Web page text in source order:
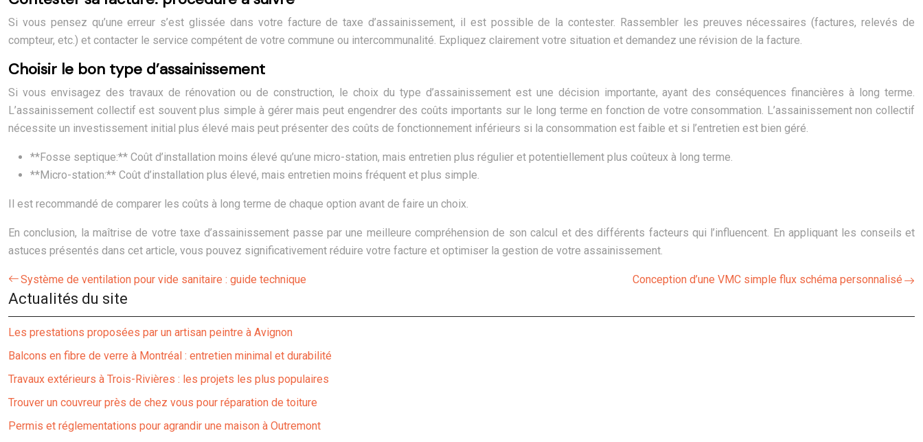
Si vous pensez qu’une erreur s’est glissée dans votre facture de taxe d’assainissement, il est possible de la contester. Rassembler les preuves nécessaires (factures, relevés de
compteur, etc.) et contacter le service compétent de votre commune ou intercommunalité. Expliquez clairement votre situation et demandez une révision de la facture.
Choisir le bon type d’assainissement
Si vous envisagez des travaux de rénovation ou de construction, le choix du type d’assainissement est une décision importante, ayant des conséquences financières à long terme.
L’assainissement collectif est souvent plus simple à gérer mais peut engendrer des coûts importants sur le long terme en fonction de votre consommation. L’assainissement non collectif
nécessite un investissement initial plus élevé mais peut présenter des coûts de fonctionnement inférieurs si la consommation est faible et si l’entretien est bien géré.
**Fosse septique:** Coût d’installation moins élevé qu’une micro-station, mais entretien plus régulier et potentiellement plus coûteux à long terme.
**Micro-station:** Coût d’installation plus élevé, mais entretien moins fréquent et plus simple.
Il est recommandé de comparer les coûts à long terme de chaque option avant de faire un choix.
En conclusion, la maîtrise de votre taxe d’assainissement passe par une meilleure compréhension de son calcul et des différents facteurs qui l’influencent. En appliquant les conseils et
astuces présentés dans cet article, vous pouvez significativement réduire votre facture et optimiser la gestion de votre assainissement.
Système de ventilation pour vide sanitaire : guide technique Conception d’une VMC simple flux schéma personnalisé
Actualités du site
Les prestations proposées par un artisan peintre à Avignon
Balcons en fibre de verre à Montréal : entretien minimal et durabilité
Travaux extérieurs à Trois-Rivières : les projets les plus populaires
Trouver un couvreur près de chez vous pour réparation de toiture
Permis et réglementations pour agrandir une maison à Outremont